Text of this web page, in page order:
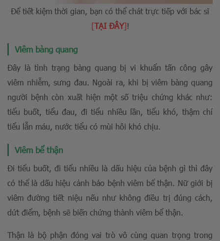
Để tiết kiệm thời gian, bạn có thể chát trực tiếp với bác sĩ
[TẠI ĐÂY]!
Viêm bàng quang
Đây là tình trạng bàng quang bị vi khuẩn tấn công gây
viêm nhiễm, sưng đau. Ngoài ra, khi bị viêm bàng quang
người bệnh còn xuất hiện một số triệu chứng khác như:
tiểu buốt, tiểu đau, đi tiểu nhiều lần, tiểu khó, thậm chí
tiểu lẫn máu, nước tiểu có mùi hôi khó chịu.
Viêm bể thận
Đi tiểu buốt, đi tiểu nhiều là dấu hiệu của bệnh gì thì đây
có thể là dấu hiệu cảnh báo bệnh viêm bể thận. Nữ giới bị
viêm đường tiết niệu nếu như không điều trị đúng cách,
dứt điểm, bệnh sẽ biến chứng thành viêm bể thận.
Thận là bộ phận đóng vai trò vô cùng quan trọng trong